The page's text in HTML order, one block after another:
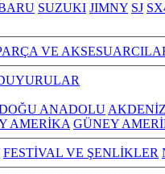
SUZUKI JIMNY SJ
VE
ANADOLU AKDENİZ
AMERİKA GÜNEY
FESTİVAL VE ŞENLİKLER